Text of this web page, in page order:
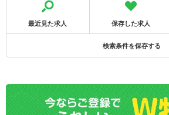
最近見た求人 保存した求人
検索条件を保存する